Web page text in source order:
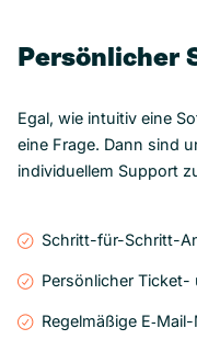
Persönlicher
Egal, wie intuitiv eine
eine Frage. Dann sind
individuellem Support
Schritt-für-Schritt-
Persönlicher
Regelmäßige